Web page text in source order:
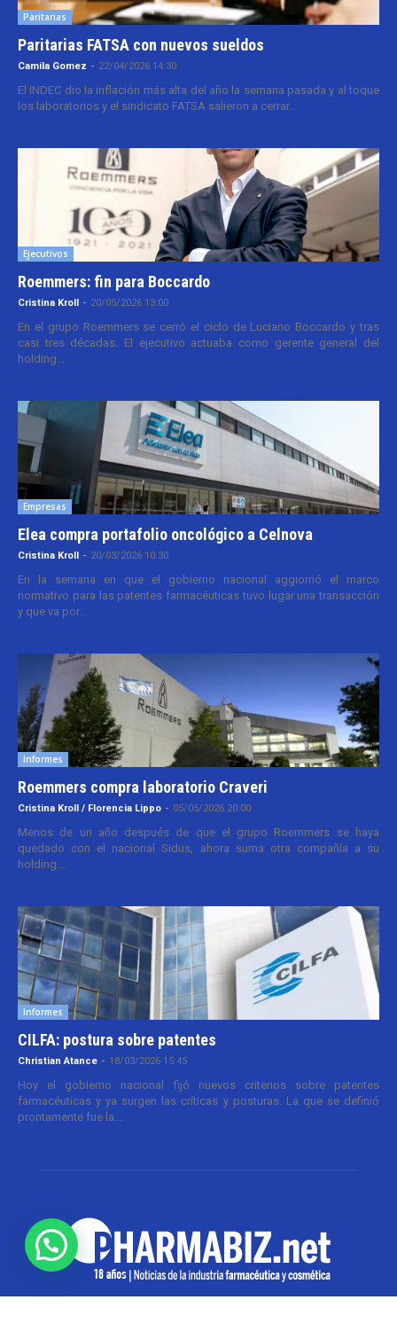
Paritarias
Paritarias FATSA con nuevos sueldos
Camila Gomez - 22/04/2026 14:30
El INDEC dio la inflación más alta del año la semana pasada y al toque
los laboratorios y el sindicato FATSA salieron a cerrar...
Ejecutivos
Roemmers: fin para Boccardo
Cristina Kroll - 20/05/2026 13:00
En el grupo Roemmers se cerró el ciclo de Luciano Boccardo y tras
casi tres décadas. El ejecutivo actuaba como gerente general del
holding...
Empresas
Elea compra portafolio oncológico a Celnova
Cristina Kroll - 20/03/2026 10:30
En la semana en que el gobierno nacional aggiornó el marco
normativo para las patentes farmacéuticas tuvo lugar una transacción
y que va por...
Informes
Roemmers compra laboratorio Craveri
Cristina Kroll / Florencia Lippo - 05/05/2026 20:00
Menos de un año después de que el grupo Roemmers se haya
quedado con el nacional Sidus, ahora suma otra compañía a su
holding....
Informes
CILFA: postura sobre patentes
Christian Atance - 18/03/2026 15:45
Hoy el gobierno nacional fijó nuevos criterios sobre patentes
farmacéuticas y ya surgen las críticas y posturas. La que se definió
prontamente fue la...